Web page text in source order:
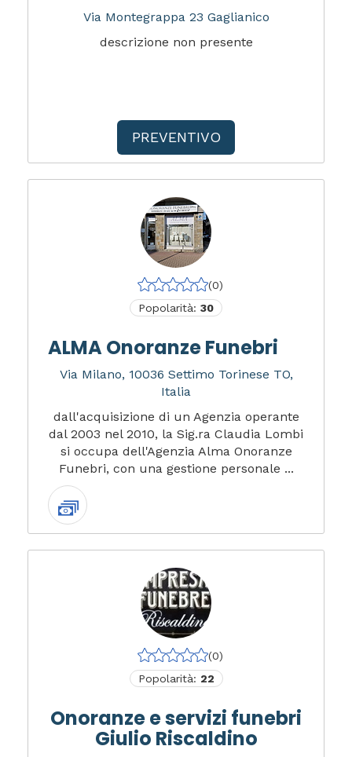
Via Montegrappa 23 Gaglianico
descrizione non presente
PREVENTIVO
(0)
Popolarità: 30
ALMA Onoranze Funebri
Via Milano, 10036 Settimo Torinese TO,
Italia
dall'acquisizione di un Agenzia operante
dal 2003 nel 2010, la Sig.ra Claudia Lombi
si occupa dell'Agenzia Alma Onoranze
Funebri, con una gestione personale ...
(0)
Popolarità: 22
Onoranze e servizi funebri
Giulio Riscaldino